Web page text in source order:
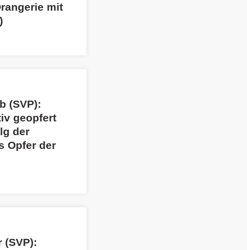
mit
(SVP):
geopfert
der
Opfer der
(SVP):